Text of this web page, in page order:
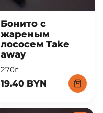
Бонито с
жареным
лососем Take
away
270г
19.40 BYN